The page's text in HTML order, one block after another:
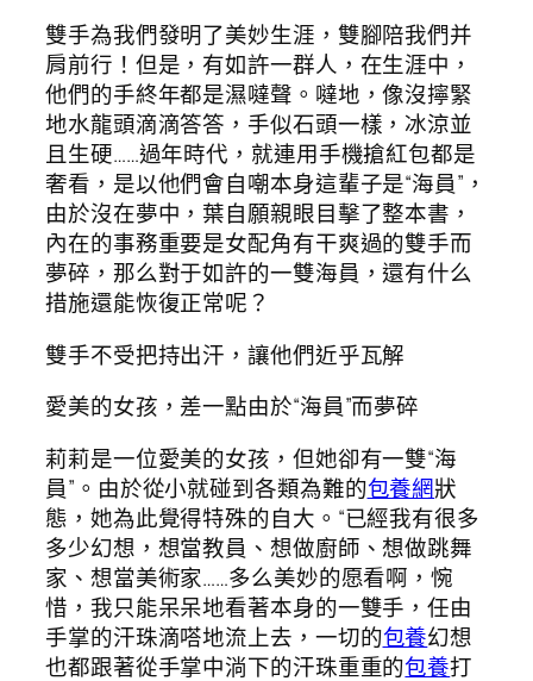
雙手為我們發明了美妙生涯，雙腳陪我們并
肩前行！但是，有如許一群人，在生涯中，
他們的手終年都是濕噠聲。噠地，像沒擰緊
地水龍頭滴滴答答，手似石頭一樣，冰涼並
且生硬……過年時代，就連用手機搶紅包都是
奢看，是以他們會自嘲本身這輩子是“海員”，
由於沒在夢中，葉自願親眼目擊了整本書，
內在的事務重要是女配角有干爽過的雙手而
夢碎，那么對于如許的一雙海員，還有什么
措施還能恢復正常呢？
雙手不受把持出汗，讓他們近乎瓦解
愛美的女孩，差一點由於“海員”而夢碎
莉莉是一位愛美的女孩，但她卻有一雙“海
員”。由於從小就碰到各類為難的包養網狀
態，她為此覺得特殊的自大。“已經我有很多
多少幻想，想當教員、想做廚師、想做跳舞
家、想當美術家……多么美妙的愿看啊，惋
惜，我只能呆呆地看著本身的一雙手，任由
手掌的汗珠滴嗒地流上去，一切的包養幻想
也都跟著從手掌中淌下的汗珠重重的包養打